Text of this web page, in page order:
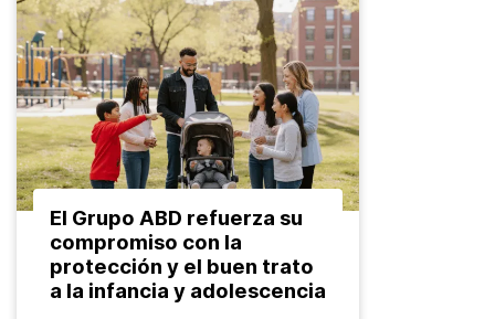
El Grupo ABD refuerza su
compromiso con la
protección y el buen trato
a la infancia y adolescencia